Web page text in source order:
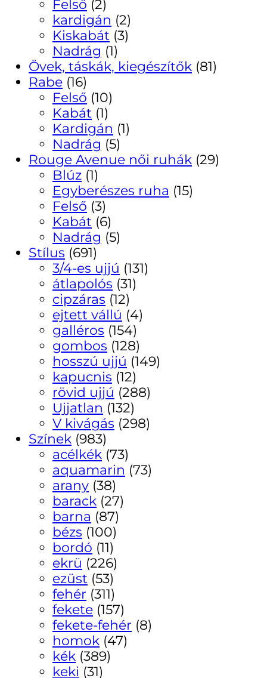
Felső (2)
kardigán (2)
Kiskabát (3)
Nadrág (1)
Övek, táskák, kiegészítők (81)
Rabe (16)
Felső (10)
Kabát (1)
Kardigán (1)
Nadrág (5)
Rouge Avenue női ruhák (29)
Blúz (1)
Egyberészes ruha (15)
Felső (3)
Kabát (6)
Nadrág (5)
Stílus (691)
3/4-es ujjú (131)
átlapolós (31)
cipzáras (12)
ejtett vállú (4)
galléros (154)
gombos (128)
hosszú ujjú (149)
kapucnis (12)
rövid ujjú (288)
Ujjatlan (132)
V kivágás (298)
Színek (983)
acélkék (73)
aquamarin (73)
arany (38)
barack (27)
barna (87)
bézs (100)
bordó (11)
ekrü (226)
ezüst (53)
fehér (311)
fekete (157)
fekete-fehér (8)
homok (47)
kék (389)
keki (31)